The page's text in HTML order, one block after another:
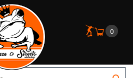
0